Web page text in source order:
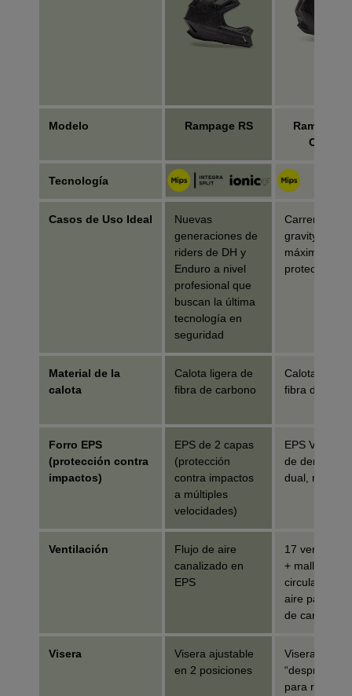
Modelo Rampage RS
Rampage
Carbon
Tecnología
Casos de Uso Ideal
Nuevas
generaciones de
riders de DH y
Enduro a nivel
profesional que
buscan la última
tecnología en
seguridad
Carreras de
gravity/
máxima
protección
Material de la
calota
Calota ligera de
fibra de carbono
Calota ligera
fibra de
Forro EPS
(protección contra
impactos)
EPS de 2 capas
(protección
contra impactos
a múltiples
velocidades)
EPS
de densidad
dual,
Ventilación
Flujo de aire
canalizado en
EPS
17
+ mallas,
circulación de
aire para
de carbono
Visera
Visera ajustable
en 2 posiciones
Visera fija
para